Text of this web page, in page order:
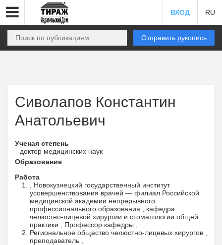
ВХОД RU
Отправить рукопись
Сиволапов Константин
Анатольевич
Ученая степень
доктор медицинских наук
Образование
Работа
, Новокузнецкий государственный институт
усовершенствования врачей — филиал Российской
медицинской академии непрерывного
профессионального образования , кафедра
челюстно-лицевой хирургии и стоматологии общей
практики , Профессор кафедры ,
Региональное общество челюстно-лицевых хирургов ,
преподаватель ,